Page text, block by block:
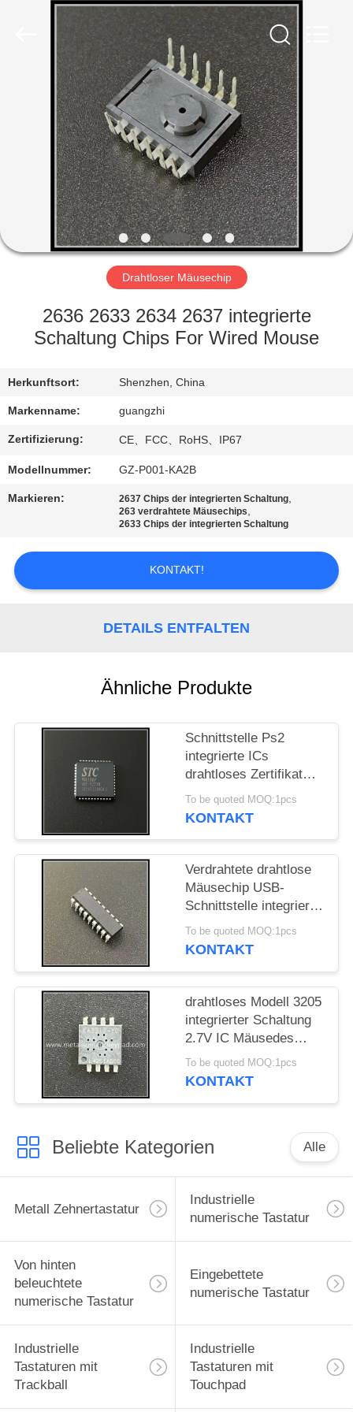
HAUS
PRODUKTE
ÜBER
FABRIK-
AUSFLUG
QUALITÄTSKONTROLLE
TRETEN
SIE
MIT
UNS
VERBINDUNG
FORDERN
SIE
POLICY
Drahtloser Mäusechip
2636 2633 2634 2637 integrierte
Schaltung Chips For Wired Mouse
Herkunftsort: Shenzhen, China
Markenname: guangzhi
Zertifizierung: CE、FCC、RoHS、IP67
Modellnummer: GZ-P001-KA2B
Markieren: 2637 Chips der integrierten Schaltung,
263 verdrahtete Mäusechips,
2633 Chips der integrierten Schaltung
KONTAKT!
DETAILS ENTFALTEN
Ähnliche Produkte
Schnittstelle Ps2
integrierte ICs
drahtloses Zertifikat
Mäusedes chip-ROHS
To be quoted MOQ:1pcs
KONTAKT
Verdrahtete drahtlose
Mäusechip USB-
Schnittstelle integrierte
optische Mäusechip
ICs
To be quoted MOQ:1pcs
KONTAKT
drahtloses Modell 3205
integrierter Schaltung
2.7V IC Mäusedes
chip-3204
To be quoted MOQ:1pcs
KONTAKT
Beliebte Kategorien Alle
Metall Zehnertastatur
Industrielle
numerische Tastatur
Von hinten
beleuchtete
numerische Tastatur
Eingebettete
numerische Tastatur
Industrielle
Tastaturen mit
Trackball
Industrielle
Tastaturen mit
Touchpad